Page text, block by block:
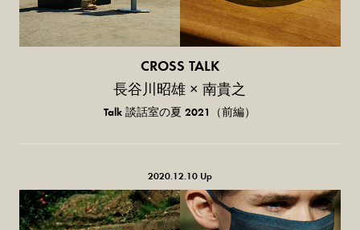
CROSS TALK
長谷川昭雄 × 南貴之
Talk 談話室の夏 2021（前編）
2020.12.10 Up